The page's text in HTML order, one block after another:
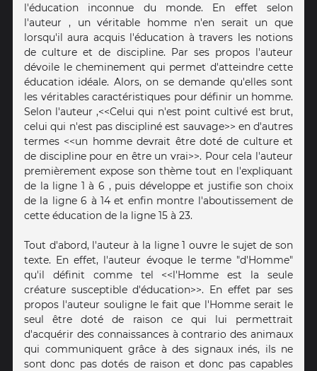
l'éducation inconnue du monde. En effet selon
l'auteur , un véritable homme n'en serait un que
lorsqu'il aura acquis l'éducation à travers les notions
de culture et de discipline. Par ses propos l'auteur
dévoile le cheminement qui permet d'atteindre cette
éducation idéale. Alors, on se demande qu'elles sont
les véritables caractéristiques pour définir un homme.
Selon l'auteur ,<<Celui qui n'est point cultivé est brut,
celui qui n'est pas discipliné est sauvage>> en d'autres
termes <<un homme devrait être doté de culture et
de discipline pour en être un vrai>>. Pour cela l'auteur
premièrement expose son thème tout en l'expliquant
de la ligne 1 à 6 , puis développe et justifie son choix
de la ligne 6 à 14 et enfin montre l'aboutissement de
cette éducation de la ligne 15 à 23.
Tout d'abord, l'auteur à la ligne 1 ouvre le sujet de son
texte. En effet, l'auteur évoque le terme "d'Homme"
qu'il définit comme tel <<l'Homme est la seule
créature susceptible d'éducation>>. En effet par ses
propos l'auteur souligne le fait que l'Homme serait le
seul être doté de raison ce qui lui permettrait
d'acquérir des connaissances à contrario des animaux
qui communiquent grâce à des signaux inés, ils ne
sont donc pas dotés de raison et donc pas capables